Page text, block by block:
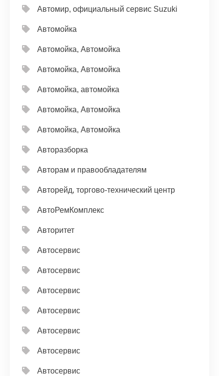
Автомир, официальный сервис Suzuki
Автомойка
Автомойка, Автомойка
Автомойка, Автомойка
Автомойка, автомойка
Автомойка, Автомойка
Автомойка, Автомойка
Авторазборка
Авторам и правообладателям
Авторейд, торгово-технический центр
АвтоРемКомплекс
Авторитет
Автосервис
Автосервис
Автосервис
Автосервис
Автосервис
Автосервис
Автосервис